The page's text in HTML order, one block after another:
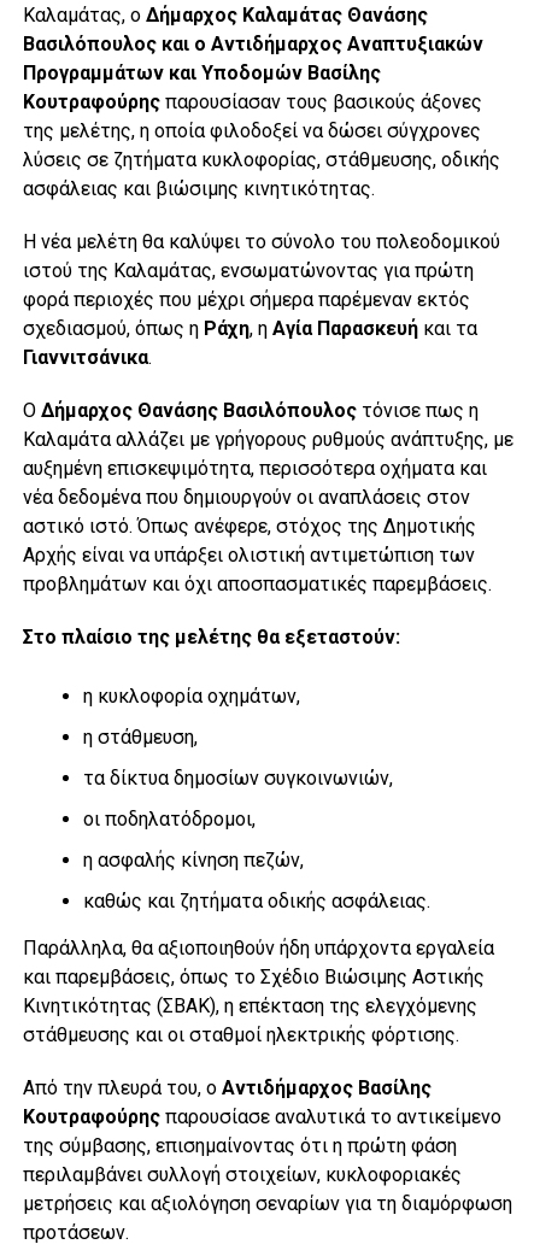
Καλαμάτας, ο Δήμαρχος Καλαμάτας Θανάσης
Βασιλόπουλοςκαι ο Αντιδήμαρχος Αναπτυξιακών
Προγραμμάτων και Υποδομών Βασίλης
Κουτραφούρηςπαρουσίασαν τους βασικούς άξονες
της μελέτης, η οποία φιλοδοξεί να δώσει σύγχρονες
λύσεις σε ζητήματα κυκλοφορίας, στάθμευσης, οδικής
ασφάλειας και βιώσιμης κινητικότητας.
Η νέα μελέτη θα καλύψει το σύνολο του πολεοδομικού
ιστού της Καλαμάτας, ενσωματώνοντας για πρώτη
φορά περιοχές που μέχρι σήμερα παρέμεναν εκτός
σχεδιασμού, όπως η Ράχη, η Αγία Παρασκευήκαι τα
Γιαννιτσάνικα.
Ο Δήμαρχος Θανάσης Βασιλόπουλοςτόνισε πως η
Καλαμάτα αλλάζει με γρήγορους ρυθμούς ανάπτυξης, με
αυξημένη επισκεψιμότητα, περισσότερα οχήματα και
νέα δεδομένα που δημιουργούν οι αναπλάσεις στον
αστικό ιστό. Όπως ανέφερε, στόχος της Δημοτικής
Αρχής είναι να υπάρξει ολιστική αντιμετώπιση των
προβλημάτων και όχι αποσπασματικές παρεμβάσεις.
Στο πλαίσιο της μελέτης θα εξεταστούν:
η κυκλοφορία οχημάτων,
η στάθμευση,
τα δίκτυα δημοσίων συγκοινωνιών,
οι ποδηλατόδρομοι,
η ασφαλής κίνηση πεζών,
καθώς και ζητήματα οδικής ασφάλειας.
Παράλληλα, θα αξιοποιηθούν ήδη υπάρχοντα εργαλεία
και παρεμβάσεις, όπως το Σχέδιο Βιώσιμης Αστικής
Κινητικότητας (ΣΒΑΚ), η επέκταση της ελεγχόμενης
στάθμευσης και οι σταθμοί ηλεκτρικής φόρτισης.
Από την πλευρά του, ο Αντιδήμαρχος Βασίλης
Κουτραφούρηςπαρουσίασε αναλυτικά το αντικείμενο
της σύμβασης, επισημαίνοντας ότι η πρώτη φάση
περιλαμβάνει συλλογή στοιχείων, κυκλοφοριακές
μετρήσεις και αξιολόγηση σεναρίων για τη διαμόρφωση
προτάσεων.